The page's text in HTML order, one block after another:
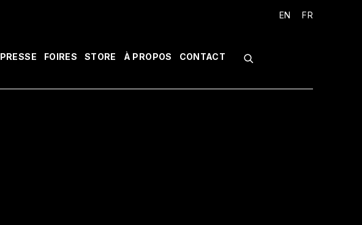
PRESSE FOIRES STORE À PROPOS CONTACT
EN FR